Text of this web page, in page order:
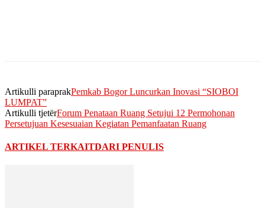
Artikulli paraprakPemkab Bogor Luncurkan Inovasi “SIOBOI
LUMPAT”
Artikulli tjetërForum Penataan Ruang Setujui 12 Permohonan
Persetujuan Kesesuaian Kegiatan Pemanfaatan Ruang
ARTIKEL TERKAITDARI PENULIS